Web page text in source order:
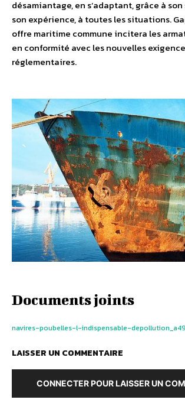
désamiantage, en s’adaptant, grâce à
son expérience, à toutes les situations.
offre maritime commune incitera les
en conformité avec les nouvelles
réglementaires.
Documents joints
navires-poubelles-l-indispensable-
LAISSER UN COMMENTAIRE
CONNECTER POUR LAISSER UN